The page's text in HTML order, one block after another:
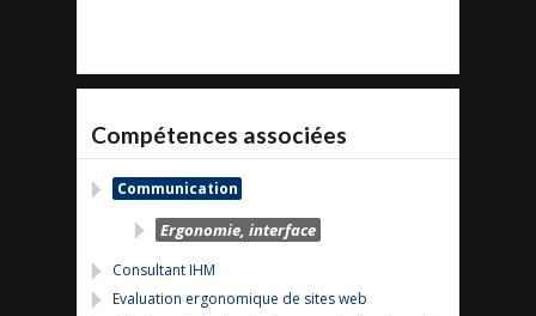
Compétences associées
Communication
Ergonomie, interface
Consultant IHM
Evaluation ergonomique de sites web